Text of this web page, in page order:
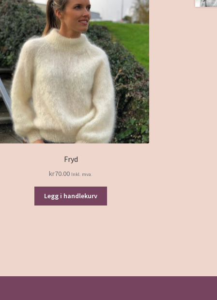
Fryd
kr70.00 Inkl. mva.
Legg i handlekurv